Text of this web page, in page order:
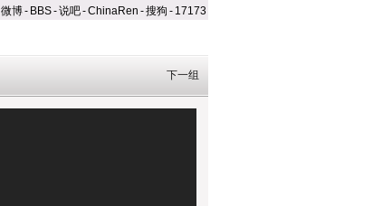
微博- BBS-说吧-ChinaRen -搜狗 - 17173
下一组